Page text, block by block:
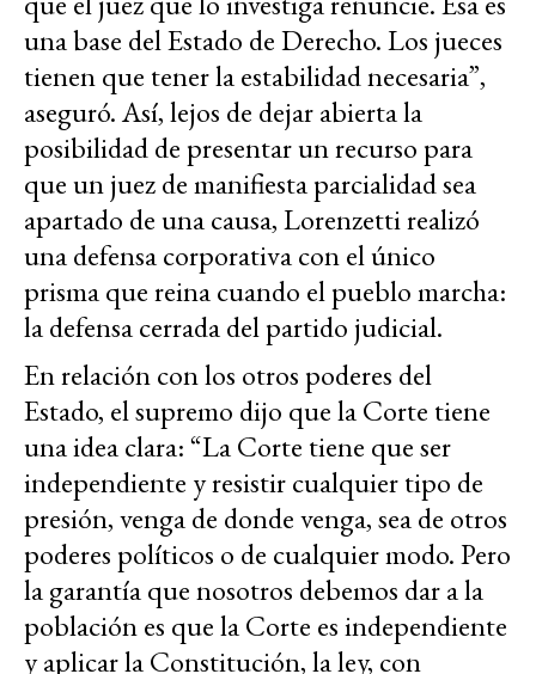
una base del Estado de Derecho. Los jueces
tienen que tener la estabilidad necesaria”,
aseguró. Así, lejos de dejar abierta la
posibilidad de presentar un recurso para
que un juez de manifiesta parcialidad sea
apartado de una causa, Lorenzetti realizó
una defensa corporativa con el único
prisma que reina cuando el pueblo marcha:
la defensa cerrada del partido judicial.
En relación con los otros poderes del
Estado, el supremo dijo que la Corte tiene
una idea clara: “La Corte tiene que ser
independiente y resistir cualquier tipo de
presión, venga de donde venga, sea de otros
poderes políticos o de cualquier modo. Pero
la garantía que nosotros debemos dar a la
población es que la Corte es independiente
y aplicar la Constitución, la ley, con